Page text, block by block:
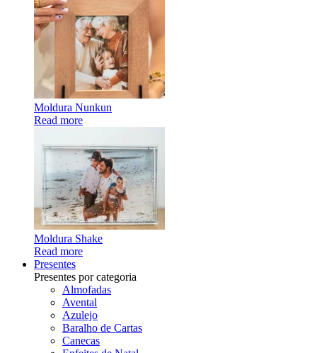
Moldura Nunkun
Read more
Moldura Shake
Read more
Presentes
Presentes por categoria
Almofadas
Avental
Azulejo
Baralho de Cartas
Canecas